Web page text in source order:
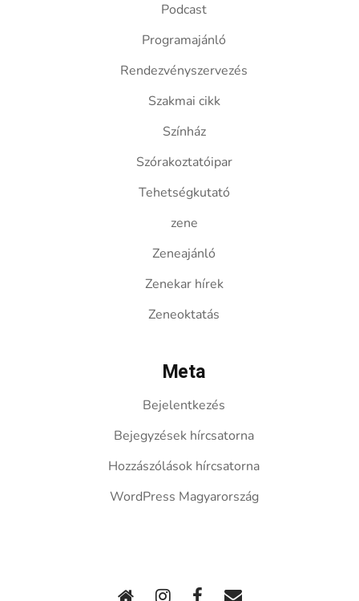
Podcast
Programajánló
Rendezvényszervezés
Szakmai cikk
Színház
Szórakoztatóipar
Tehetségkutató
zene
Zeneajánló
Zenekar hírek
Zeneoktatás
Meta
Bejelentkezés
Bejegyzések hírcsatorna
Hozzászólások hírcsatorna
WordPress Magyarország